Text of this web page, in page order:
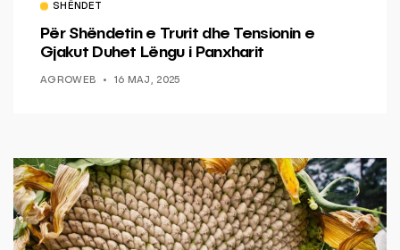
SHËNDET
Për Shëndetin e Trurit dhe Tensionin e
Gjakut Duhet Lëngu i Panxharit
AGROWEB 16 MAJ, 2025